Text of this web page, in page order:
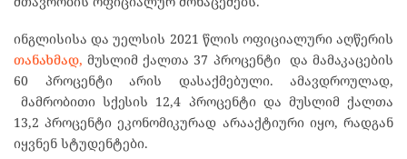
ინგლისისა და უელსის 2021 წლის ოფიციალური აღწერის
თანახმად, მუსლიმ ქალთა 37 პროცენტი და მამაკაცების
60 პროცენტი არის დასაქმებული. ამავდროულად,
მამრობითი სქესის 12,4 პროცენტი და მუსლიმ ქალთა
13,2 პროცენტი ეკონომიკურად არააქტიური იყო, რადგან
იყვნენ სტუდენტები.